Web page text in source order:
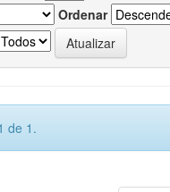
Ordenar
de 1.